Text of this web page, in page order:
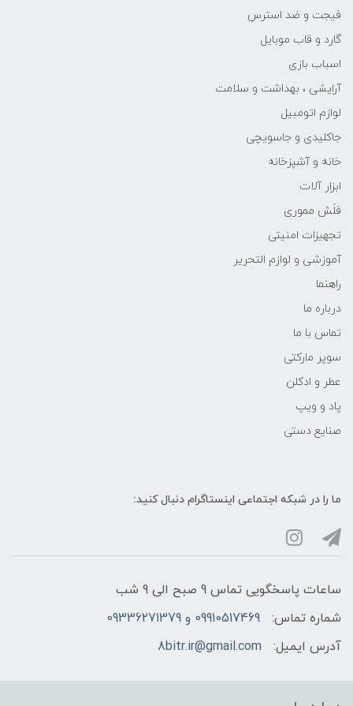
فیجت و ضد استرس
گارد و قاب موبایل
اسباب بازی
آرایشی ، بهداشت و سلامت
لوازم اتومبیل
جاکلیدی و جاسویچی
خانه و آشپزخانه
ابزار آلات
فلَش مموری
تجهیزات امنیتی
آموزشی و لوازم التحریر
راهنما
درباره ما
تماس با ما
سوپر مارکتی
عطر و ادکلن
پاد و ویپ
صنایع دستی
ما را در شبکه‌ اجتماعی اینستاگرام دنبال کنید:
ساعات پاسخگویی تماس 9 صبح الی 9 شب
شماره تماس:
09910517469 و 09336271379
آدرس ایمیل:
8bitr.ir@gmail.com